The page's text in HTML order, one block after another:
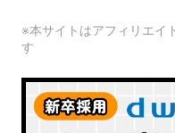
※本サイトはアフィリエイ
す